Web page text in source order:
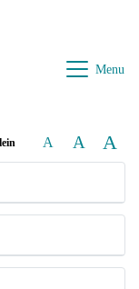
Menu
A A A